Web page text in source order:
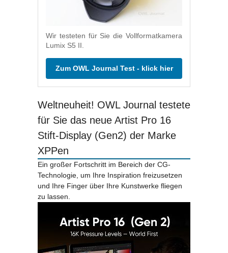
Wir testeten für Sie die Vollformatkamera
Lumix S5 II.
Zum OWL Journal Test - klick hier
Weltneuheit! OWL Journal testete
für Sie das neue Artist Pro 16
Stift-Display (Gen2) der Marke
XPPen
Ein großer Fortschritt im Bereich der CG-
Technologie, um Ihre Inspiration freizusetzen
und Ihre Finger über Ihre Kunstwerke fliegen
zu lassen.